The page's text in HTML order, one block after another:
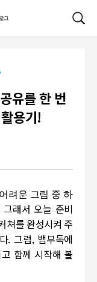
유를 한 번
용기!
려운 그림 중 하
그래서 오늘 준비
쳐를 완성시켜 주
. 그럼, 뱀부독에
함께 시작해 볼